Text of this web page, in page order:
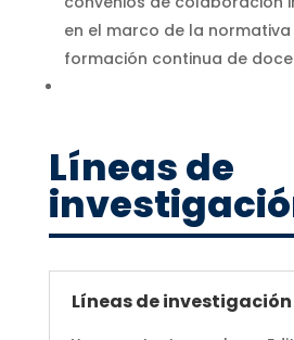
en el marco de la
formación continua de
Líneas de
Líneas de investigación